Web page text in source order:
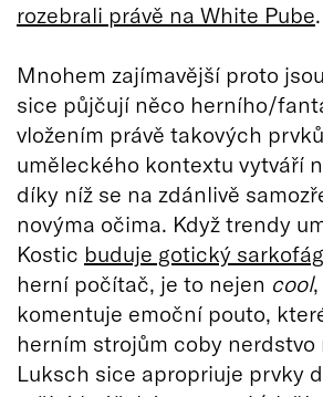
rozebrali právě na White Pube.
Mnohem zajímavější proto
sice půjčují něco herního/
vložením právě takových
uměleckého kontextu vytváří
díky níž se na zdánlivě
novýma očima. Když trendy
Kostic buduje gotický sarkofág
herní počítač, je to nejen cool
komentuje emoční pouto,
herním strojům coby nerdstvo
Luksch sice apropriuje prvky